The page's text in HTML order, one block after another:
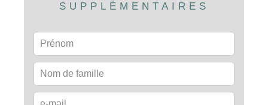
SUPPLÉMENTAIRES